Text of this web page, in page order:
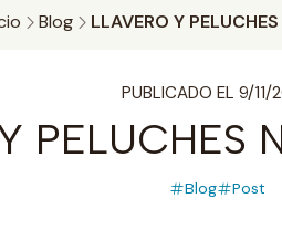
Blog LLAVERO Y
PUBLICADO EL 9/11/
PELUCHES
Blog Post